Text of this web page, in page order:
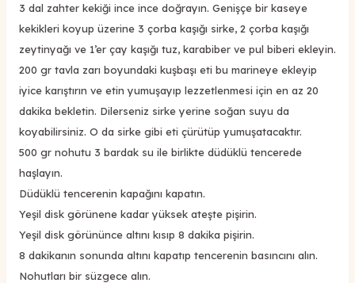
3 dal zahter kekiği ince ince doğrayın. Genişçe bir kaseye
kekikleri koyup üzerine 3 çorba kaşığı sirke, 2 çorba kaşığı
zeytinyağı ve 1’er çay kaşığı tuz, karabiber ve pul biberi ekleyin.
200 gr tavla zarı boyundaki kuşbaşı eti bu marineye ekleyip
iyice karıştırın ve etin yumuşayıp lezzetlenmesi için en az 20
dakika bekletin. Dilerseniz sirke yerine soğan suyu da
koyabilirsiniz. O da sirke gibi eti çürütüp yumuşatacaktır.
500 gr nohutu 3 bardak su ile birlikte düdüklü tencerede
haşlayın.
Düdüklü tencerenin kapağını kapatın.
Yeşil disk görünene kadar yüksek ateşte pişirin.
Yeşil disk görününce altını kısıp 8 dakika pişirin.
8 dakikanın sonunda altını kapatıp tencerenin basıncını alın.
Nohutları bir süzgece alın.